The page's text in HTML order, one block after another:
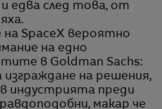
и едва след това, от
SpaceX вероятно
на едно
в Goldman Sachs:
изграждане на решения,
индустрията преди
макар че